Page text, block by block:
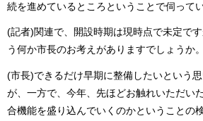
続を進めているところということで伺ってい
(記者)関連で、開設時期は現時点で未定で
う何か市長のお考えがありますでしょうか。
(市長)できるだけ早期に整備したいという
が、一方で、今年、先ほどお触れいただい
合機能を盛り込んでいくのかということの